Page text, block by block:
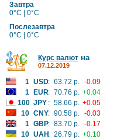
Завтра
0°C | 0°C
Послезавтра
0°C | 0°C
Курс валют на
07.12.2019
1 USD: 63.72 р. -0.09
1
EUR: 70.76 р. +0.04
100 JPY : 58.66 р. +0.05
10 CNY: 90.58 р. -0.03
1 GBP: 83.70 р. -0.17
10 UAH: 26.79 р. +0.10